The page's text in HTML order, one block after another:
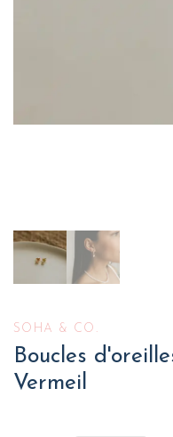
SOHA & CO.
Boucles
Vermeil